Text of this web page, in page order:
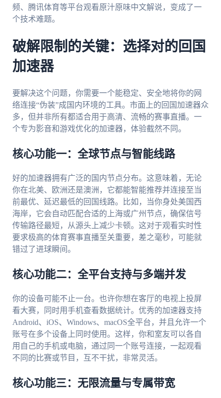
频、腾讯体育等平台观看原汁原味中文解说，变成了一
个技术难题。
破解限制的关键：选择对的回国
加速器
要解决这个问题，你需要一个能稳定、安全地将你的网
络连接“伪装”成国内环境的工具。市面上的回国加速器众
多，但并非所有都适合用于高清、流畅的赛事直播。一
个专为影音和游戏优化的加速器，体验截然不同。
核心功能一：全球节点与智能线路
好的加速器拥有广泛的国内节点分布。这意味着，无论
你在北美、欧洲还是澳洲，它都能智能推荐并连接至当
前最优、延迟最低的回国线路。比如，当你身处美国西
海岸，它会自动匹配合适的上海或广州节点，确保信号
传输路径最短，从源头上减少卡顿。这对于观看实时性
要求极高的体育赛事直播至关重要，差之毫秒，可能就
错过了进球瞬间。
核心功能二：全平台支持与多端并发
你的设备可能不止一台。也许你想在客厅的电视上投屏
看大赛，同时用手机查看数据统计。优秀的加速器支持
Android、iOS、Windows、macOS全平台，并且允许一个
账号在多个设备上同时使用。这样，你和室友可以各自
用自己的手机或电脑，通过同一个账号连接，一起观看
不同的比赛或节目，互不干扰，非常灵活。
核心功能三：无限流量与专属带宽